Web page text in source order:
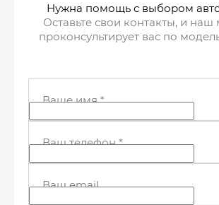
Нужна помощь с выбором
Оставьте свои контакты, и
проконсультирует вас по
Ваше имя*
Ваш телефон*
Ваш email